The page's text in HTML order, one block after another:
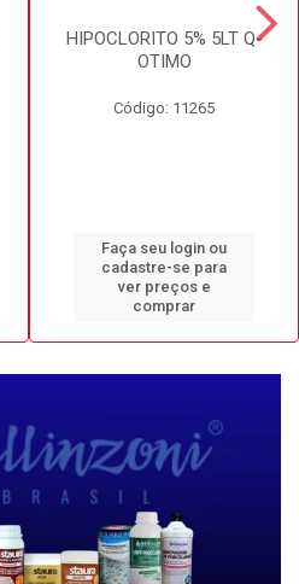
HIPOCLORITO 5% 5LT Q-
OTIMO
Código: 11265
Faça seu login ou
cadastre-se para
ver preços e
comprar